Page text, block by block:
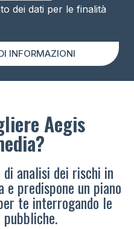
dei dati per le finalità
INFORMAZIONI
Aegis
analisi dei rischi in
e predispone un piano
te interrogando le